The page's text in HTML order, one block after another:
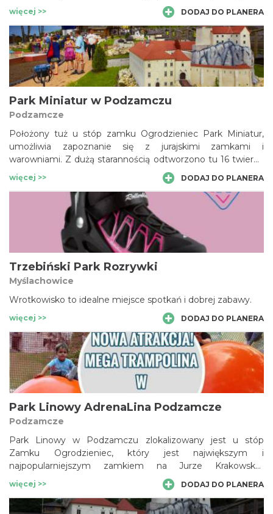
podróż kolejkowymi szlakami.
więcej >> DODAJ DO PLANERA
Park Miniatur w Podzamczu
Podzamcze
Położony tuż u stóp zamku Ogrodzieniec Park Miniatur,
umożliwia zapoznanie się z jurajskimi zamkami i
warowniami. Z dużą starannością odtworzono tu 16 twierdz
ze Szlaku Orlich Gniazd. Można tu także zobaczyć
średniowieczne maszyny oblężnicze.
więcej >> DODAJ DO PLANERA
Trzebiński Park Rozrywki
Myślachowice
Wrotkowisko to idealne miejsce spotkań i dobrej zabawy.
więcej >> DODAJ DO PLANERA
Park Linowy AdrenaLina Podzamcze
Podzamcze
Park Linowy w Podzamczu zlokalizowany jest u stóp
Zamku Ogrodzieniec, który jest największym i
najpopularniejszym zamkiem na Jurze Krakowsko-
Częstochowskiej.
więcej >> DODAJ DO PLANERA